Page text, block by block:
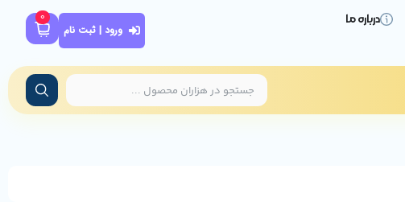
درباره ما
ورود | ثبت نام
0